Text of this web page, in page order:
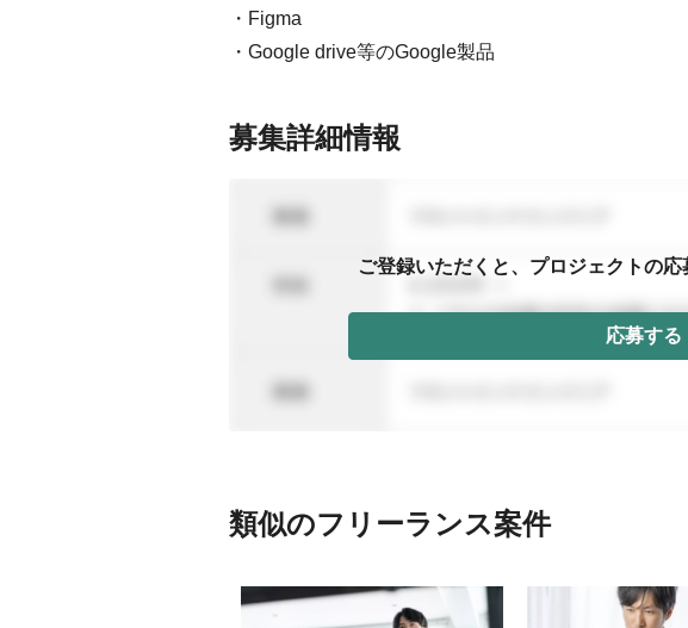
・Figma
・Google drive等のGoogle製品
募集詳細情報
ご登録いただくと、プロジェクトの応
応募する
類似のフリーランス案件